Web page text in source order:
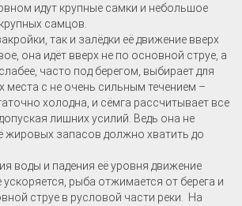
идут крупные самки и небольшое
самцов.
так и залёдки её движение вверх
она идёт вверх не по основной струе, а
часто под берегом, выбирает для
места с не очень сильным течением –
холодна, и сёмга рассчитывает все
лишних усилий. Ведь она не
жировых запасов должно хватить до
воды и падения её уровня движение
рыба отжимается от берега и
струе в русловой части реки. На